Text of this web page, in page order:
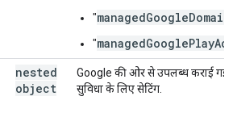
"managedGoogleDomain
"
nested
object
Google की ओर से उपलब्ध कराई गई,
सुविधा के लिए सेटिंग.